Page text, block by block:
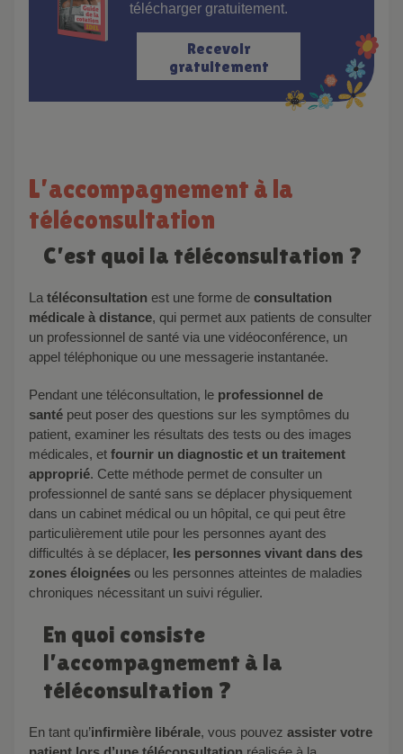
télécharger gratuitement.
Recevoir
gratuitement
L’accompagnement à la
téléconsultation
C’est quoi la téléconsultation ?
La téléconsultation est une forme de consultation
médicale à distance, qui permet aux patients de consulter
un professionnel de santé via une vidéoconférence, un
appel téléphonique ou une messagerie instantanée.
Pendant une téléconsultation, le professionnel de
santé peut poser des questions sur les symptômes du
patient, examiner les résultats des tests ou des images
médicales, et fournir un diagnostic et un traitement
approprié. Cette méthode permet de consulter un
professionnel de santé sans se déplacer physiquement
dans un cabinet médical ou un hôpital, ce qui peut être
particulièrement utile pour les personnes ayant des
difficultés à se déplacer, les personnes vivant dans des
zones éloignées ou les personnes atteintes de maladies
chroniques nécessitant un suivi régulier.
En quoi consiste
l’accompagnement à la
téléconsultation ?
En tant qu’infirmière libérale, vous pouvez assister votre